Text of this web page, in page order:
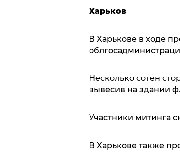
Харьков
В Харькове в ходе
Несколько сотен
вывесив на здании
Участники митинга
В Харькове также